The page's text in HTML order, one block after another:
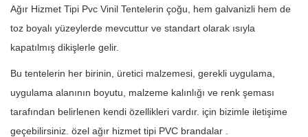
Ağır Hizmet Tipi Pvc Vinil Tentelerin çoğu, hem galvanizli hem de
toz boyalı yüzeylerde mevcuttur ve standart olarak ısıyla
kapatılmış dikişlerle gelir.
Bu tentelerin her birinin, üretici malzemesi, gerekli uygulama,
uygulama alanının boyutu, malzeme kalınlığı ve renk şeması
tarafından belirlenen kendi özellikleri vardır. için bizimle iletişime
geçebilirsiniz. özel ağır hizmet tipi PVC brandalar